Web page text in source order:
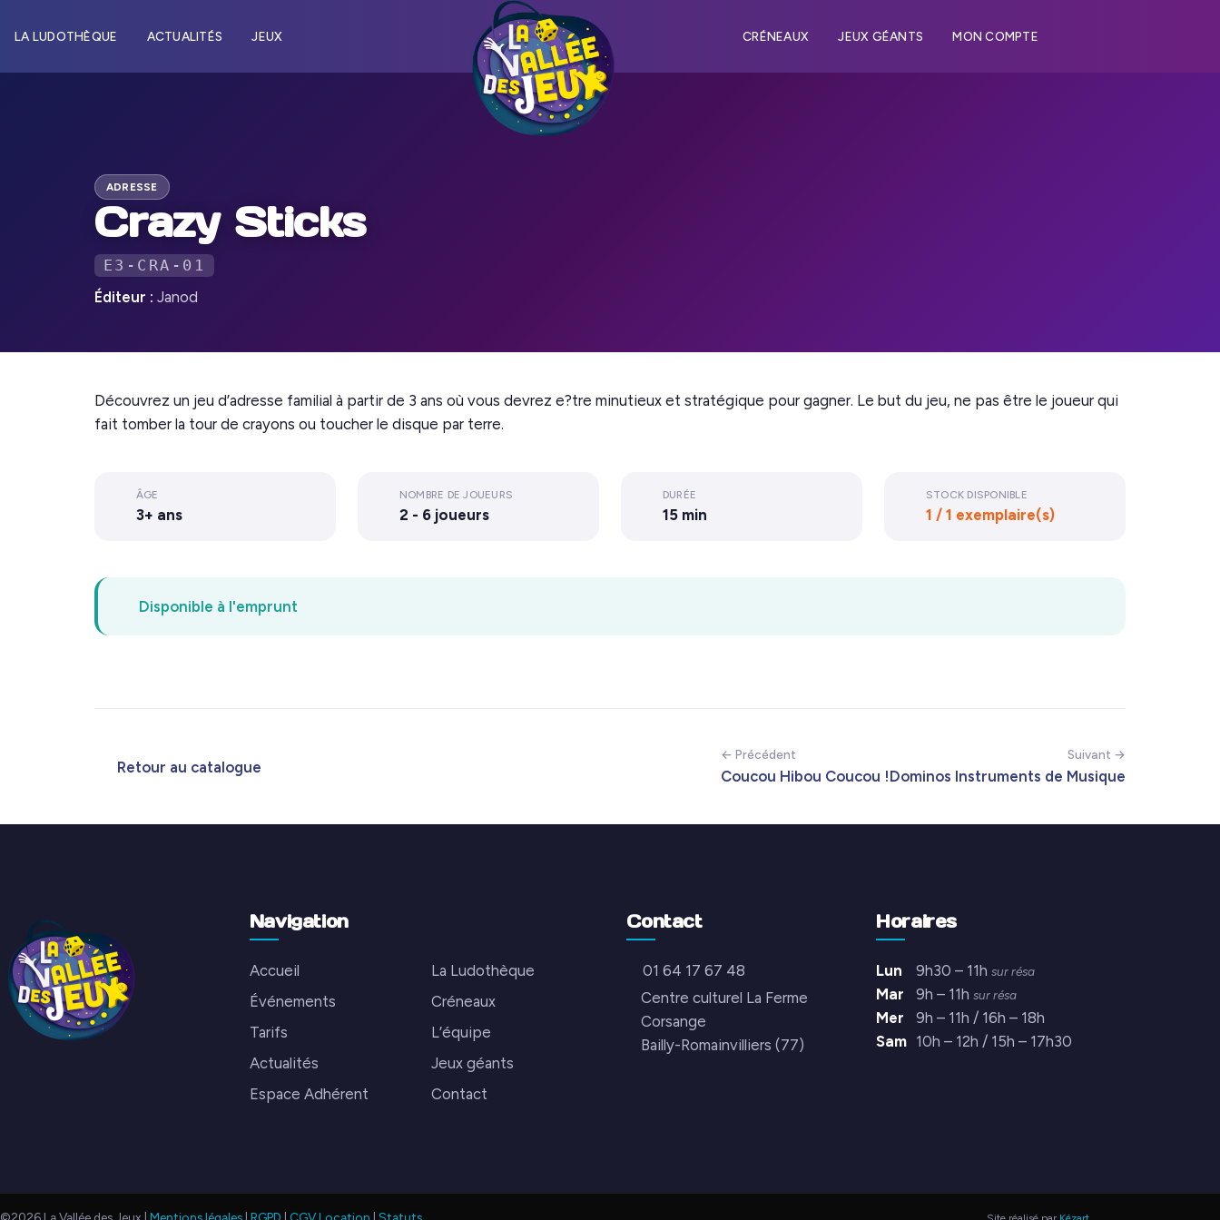
LA LUDOTHÈQUE ACTUALITÉS JEUX CRÉNEAUX JEUX GÉANTS MON COMPTE
ADRESSE
Crazy Sticks
E3-CRA-01
Éditeur : Janod
Découvrez un jeu d’adresse familial à partir de 3 ans où vous devrez e?tre minutieux et stratégique pour gagner. Le but du jeu, ne pas être le joueur qui
fait tomber la tour de crayons ou toucher le disque par terre.
ÂGE
3+ ans
NOMBRE DE JOUEURS
2 - 6 joueurs
DURÉE
15 min
STOCK DISPONIBLE
1 / 1 exemplaire(s)
Disponible à l'emprunt
Retour au catalogue
← Précédent
Coucou Hibou Coucou !
Suivant →
Dominos Instruments de Musique
Navigation
Accueil
La Ludothèque
Événements
Créneaux
Tarifs
L’équipe
Actualités
Jeux géants
Espace Adhérent
Contact
Contact
01 64 17 67 48
Centre culturel La Ferme
Corsange
Bailly-Romainvilliers (77)
Horaires
Lun 9h30 – 11hsur résa
Mar 9h – 11hsur résa
Mer
9h – 11h / 16h – 18h
Sam 10h – 12h / 15h – 17h30